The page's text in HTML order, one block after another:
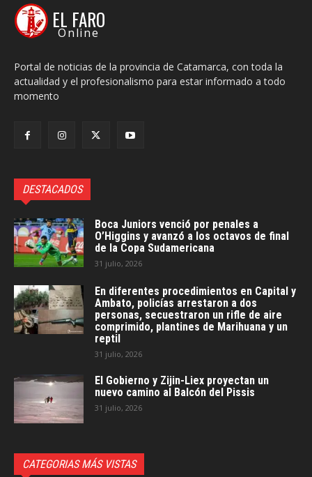
EL FARO
Online
Portal de noticias de la provincia de Catamarca, con toda la
actualidad y el profesionalismo para estar informado a todo
momento
DESTACADOS
Boca Juniors venció por penales a
O’Higgins y avanzó a los octavos de final
de la Copa Sudamericana
31 julio, 2026
En diferentes procedimientos en Capital y
Ambato, policías arrestaron a dos
personas, secuestraron un rifle de aire
comprimido, plantines de Marihuana y un
reptil
31 julio, 2026
El Gobierno y Zijin-Liex proyectan un
nuevo camino al Balcón del Pissis
31 julio, 2026
CATEGORIAS MÁS VISTAS